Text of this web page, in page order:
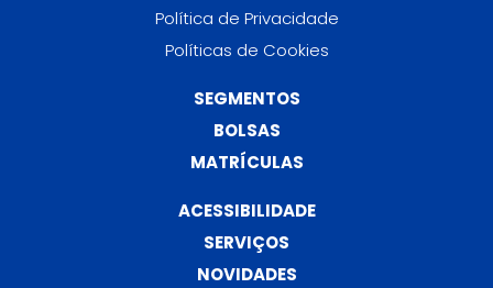
Política de Privacidade
Políticas de Cookies
SEGMENTOS
BOLSAS
MATRÍCULAS
ACESSIBILIDADE
SERVIÇOS
NOVIDADES